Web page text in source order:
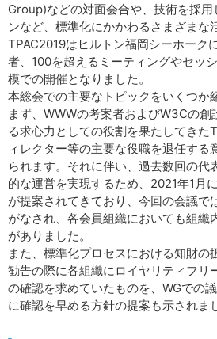
Group)などの対面会合や、技術を採用
ンなど、標準化にかかわるさまざまな
TPAC2019はヒルトン福岡シーホーク
者、100を超えるミーティングやセッ
模での開催となりました。
本総会での主要なトピックをいくつか
まず、WWWの考案者およびW3Cの
る求心力としての役割を果たしてき
ィレクター等の主要な役職を退任する
られます。それに伴い、過去数回の代
的な運営を実現するため、2021年1月
が提案されてきており、今回の会議で
がなされ、各会員組織においても組織
がありました。
また、標準化プロセスにおける知財の
勧告の際に各組織にロイヤリティフリ
の確認を求めていたものを、WGでの
に確認を早める方針の提案も示されま